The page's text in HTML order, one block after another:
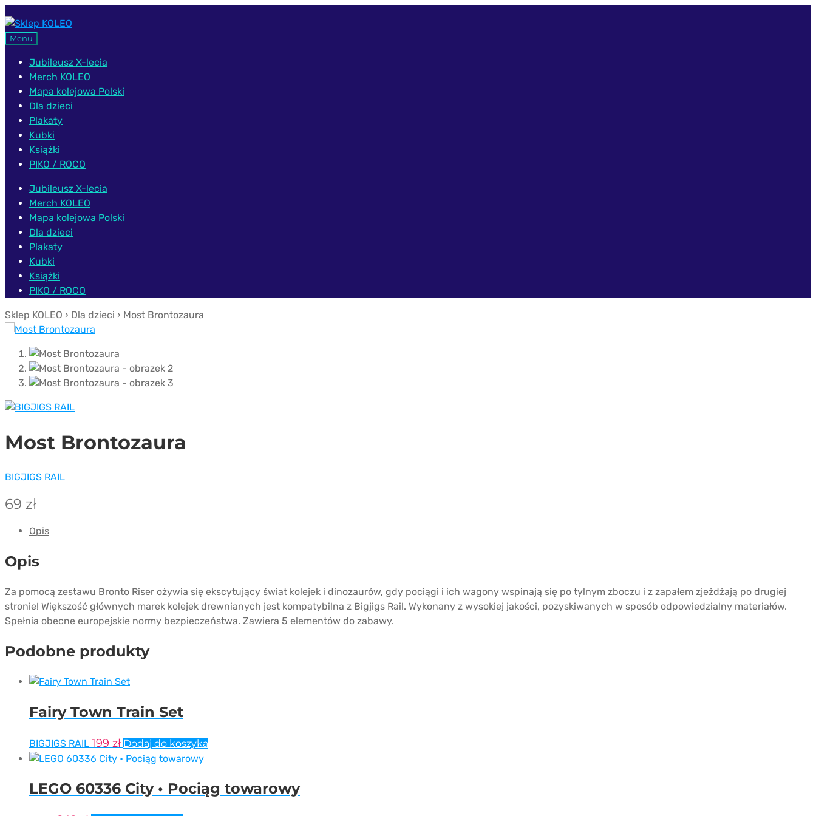
Przejdź
do
Przejdź
do
Menu
Jubileusz X-lecia
Merch KOLEO
Mapa kolejowa Polski
Dla dzieci
Plakaty
Kubki
Książki
PIKO / ROCO
Jubileusz X-lecia
Merch KOLEO
Mapa kolejowa Polski
Dla dzieci
Plakaty
Kubki
Książki
PIKO / ROCO
Sklep KOLEO › Dla dzieci › Most Brontozaura
Most Brontozaura
BIGJIGS RAIL
69 zł
Opis
Opis
Za pomocą zestawu Bronto Riser ożywia się ekscytujący świat kolejek i dinozaurów, gdy pociągi i ich wagony wspinają się po tylnym zboczu i z zapałem zjeżdżają po drugiej
stronie! Większość głównych marek kolejek drewnianych jest kompatybilna z Bigjigs Rail. Wykonany z wysokiej jakości, pozyskiwanych w sposób odpowiedzialny materiałów.
Spełnia obecne europejskie normy bezpieczeństwa. Zawiera 5 elementów do zabawy.
Podobne produkty
Fairy Town Train Set
BIGJIGS RAIL 199 zł Dodaj do koszyka
LEGO 60336 City • Pociąg towarowy